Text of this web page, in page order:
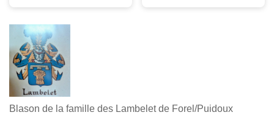
Blason de la famille des Lambelet de Forel/Puidoux